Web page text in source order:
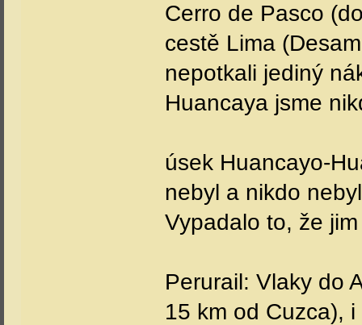
Cerro de Pasco
cestě Lima
nepotkali jediný
Huancaya jsme
úsek Huancayo-
nebyl a nikdo
Vypadalo to, že
Perurail: Vlaky do
15 km od Cuzca),